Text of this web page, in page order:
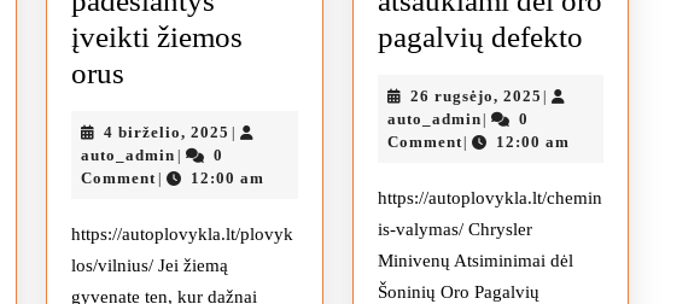
įveikti žiemos
orus
ledo
grandikliai,
įveikti
žiemos
4 birželio, 2025 4
2025
|
auto_admin auto_admin
|
0
Comment | 12:00 am
https://autoplovykla.lt/plovyk
los/vilnius/ Jei žiemą
gyvenate ten, kur dažnai
pagalvių defekto„Chrysler“
26 rugsėjo, 2025 26
2025
|
auto_adminauto_admin
|
0
Comment| 12:00 am
https://autoplovykla.lt/chemin
is-valymas/ Chrysler
Minivenų Atsiminimai dėl
Šoninių Oro Pagalvių